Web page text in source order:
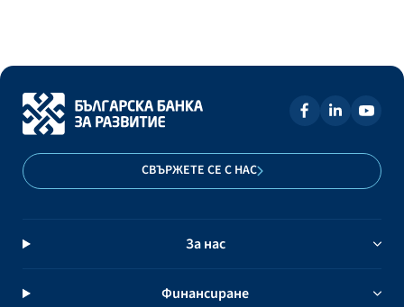
СВЪРЖЕТЕ СЕ С НАС
За нас
Финансиране